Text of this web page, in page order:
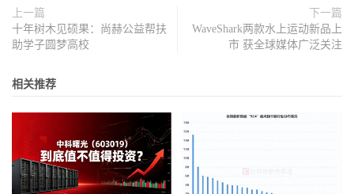
上一篇
十年树木见硕果：尚赫公益帮扶
助学子圆梦高校
下一篇
WaveShark两款水上运动新品上
市 获全球媒体广泛关注
相关推荐